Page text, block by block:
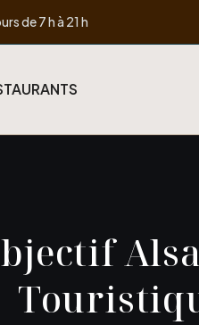
de 7 h à 21 h